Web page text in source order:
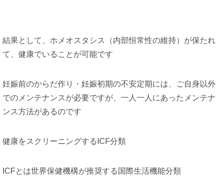
結果として、ホメオスタシス（内部恒常性の維持）が保たれ
て、健康でいることが可能です
妊娠前のからだ作り・妊娠初期の不安定期には、ご自身以外
でのメンテナンスが必要ですが、一人一人にあったメンテナ
ンス方法があるのです
健康をスクリーニングするICF分類
ICFとは世界保健機構が推奨する国際生活機能分類